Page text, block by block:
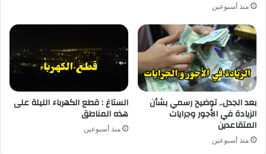
منذ أسبوعين
بعد الجدل.. توضيح رسمي بشأن
الزيادة في الأجور وجرايات
المتقاعدين
منذ أسبوعين
الستاغ : قطع الكهرباء الليلة على
هذه المناطق
منذ أسبوعين